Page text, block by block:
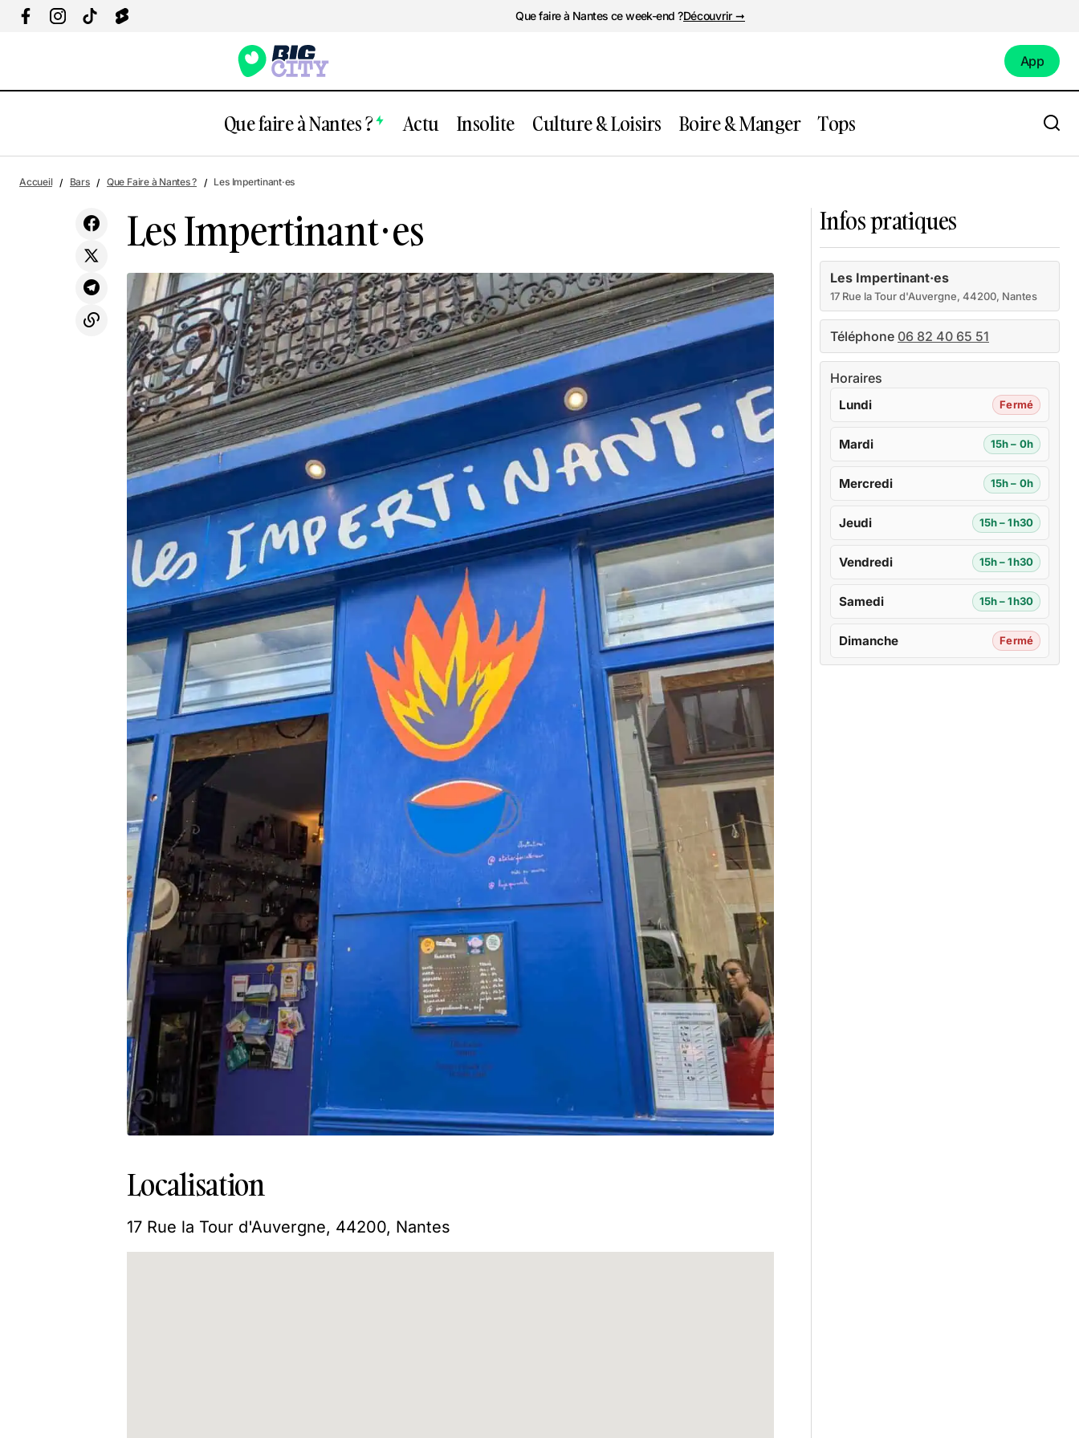
Que faire à Nantes ce week-end ?Découvrir ➞
App
Que faire à Nantes ? Actu Insolite Culture & Loisirs Boire & Manger Tops
10 Rue Santeuil
Accueil Bars Que Faire à Nantes ? Les Impertinant·es
Les Impertinant·es
Localisation
17 Rue la Tour d'Auvergne, 44200, Nantes
Infos pratiques
Les Impertinant·es
17 Rue la Tour d'Auvergne, 44200, Nantes
Téléphone 06 82 40 65 51
Horaires
Lundi Fermé
Mardi 15h – 0h
Mercredi 15h – 0h
Jeudi 15h – 1h30
Vendredi 15h – 1h30
Samedi 15h – 1h30
Dimanche Fermé